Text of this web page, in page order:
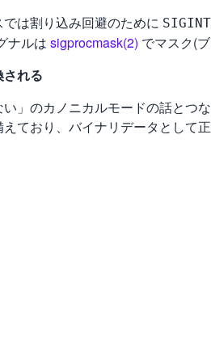
は割り込み回避のために SIGINT
ナルは sigprocmask(2) でマスク(
れる
い」のカノニカルモードの話と
ており、バイナリデータとして